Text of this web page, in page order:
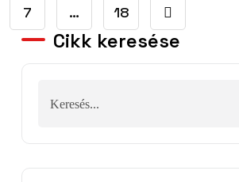
7
… 18
Cikk keresése